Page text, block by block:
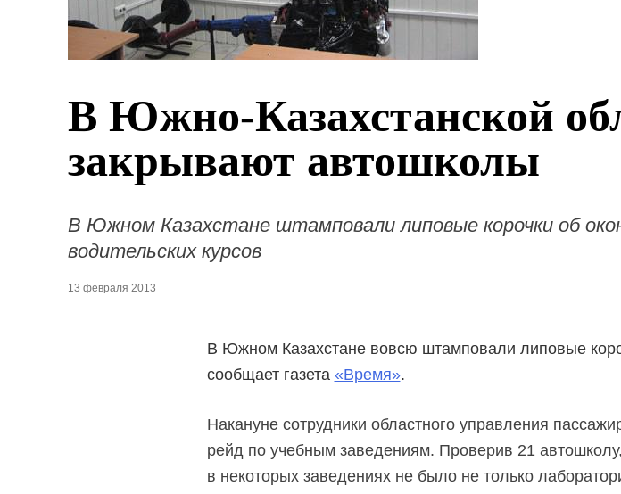
В Южно-Казахстанской
закрывают автошколы
В Южном Казахстане штамповали липовые корочки об
водительских курсов
13 февраля 2013
В Южном Казахстане вовсю штамповали липовые
сообщает газета «Время».
Накануне сотрудники областного управления
рейд по учебным заведениям. Проверив 21
в некоторых заведениях не было не только